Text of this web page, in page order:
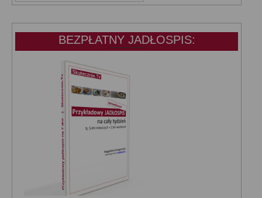
KATEGORIE:
BEZPŁATNY JADŁOSPIS: